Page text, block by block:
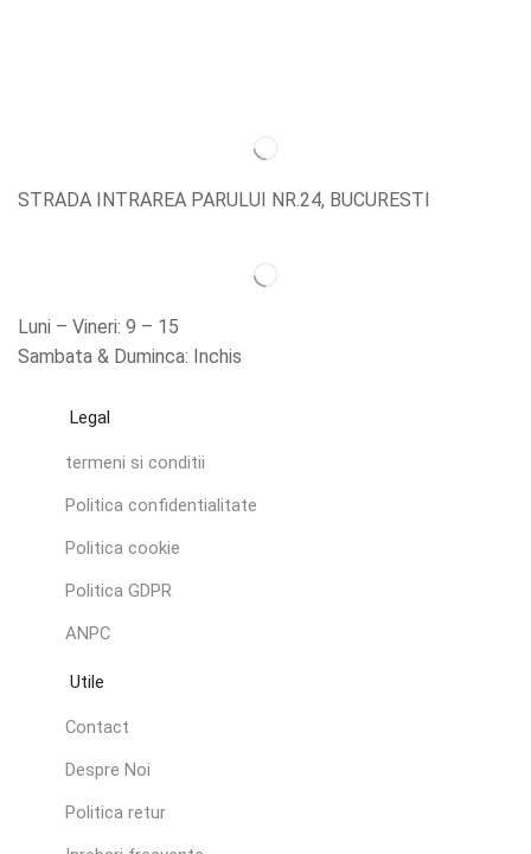
STRADA INTRAREA PARULUI NR.24, BUCURESTI
Luni – Vineri: 9 – 15
Sambata & Duminca: Inchis
Legal
termeni si conditii
Politica confidentialitate
Politica cookie
Politica GDPR
ANPC
Utile
Contact
Despre Noi
Politica retur